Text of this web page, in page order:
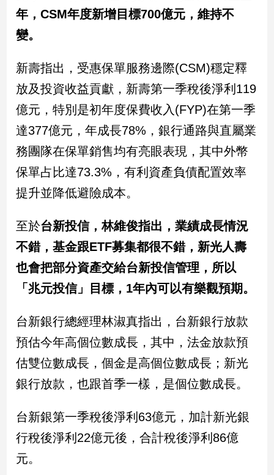
南
台
灣
觀
點
南
台
灣
觀
點
娛
樂
娛
樂
聞
行/
時
尚
追
活
年，CSM年度新增目標700億元，維持不
變。
新壽指出，受惠保單服務邊際(CSM)穩定釋
放及投資收益貢獻，新壽第一季稅後淨利119
億元，特別是初年度保費收入(FYP)在第一季
達377億元，年成長78%，銀行通路與直屬業
務團隊在保單銷售均有亮眼表現，其中外幣
保單占比達73.3%，有利資產負債配置效率
提升並降低避險成本。
至於台新投信，林維俊指出，業績成長情況
不錯，基金跟ETF募集都很不錯，新光人壽
也會把部分資產交給台新投信管理，所以
「兆元投信」目標，1年內可以有樂觀預期。
台新銀行總經理林淑真指出，台新銀行放款
預估今年高個位數成長，其中，法金放款預
估雙位數成長，個金是高個位數成長；新光
銀行放款，也跟首季一樣，是個位數成長。
台新銀第一季稅後淨利63億元，加計新光銀
行稅後淨利22億元後，合計稅後淨利86億
元。